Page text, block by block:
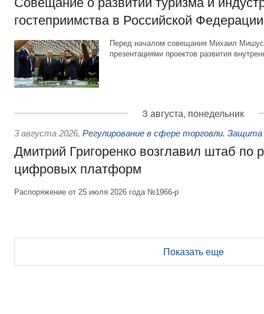
гостеприимства в Российской Федерации
Перед началом совещания Михаил
презентациями проектов развития
3 августа, понедельник
3 августа 2026, Регулирование в сфере торговли.
Дмитрий Григоренко возглавил штаб по
цифровых платформ
Распоряжение от 25 июля 2026 года №1966-р
Показать еще